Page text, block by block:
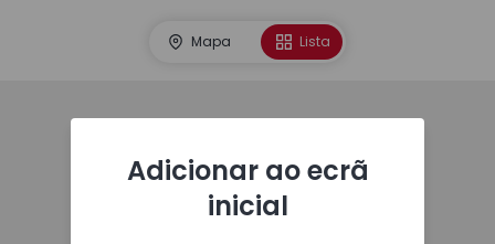
Mapa Lista
Adicionar ao ecrã
inicial